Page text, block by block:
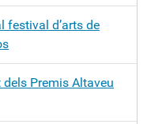
festival d’arts de
Premis Altaveu